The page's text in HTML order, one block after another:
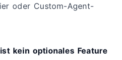
oder Custom-Agent-
kein optionales Feature